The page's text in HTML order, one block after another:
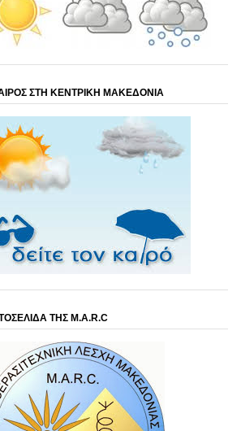
ΣΤΗ ΚΕΝΤΡΙΚΗ ΜΑΚΕΔΟΝΙΑ
ΤΗΣ M.A.R.C